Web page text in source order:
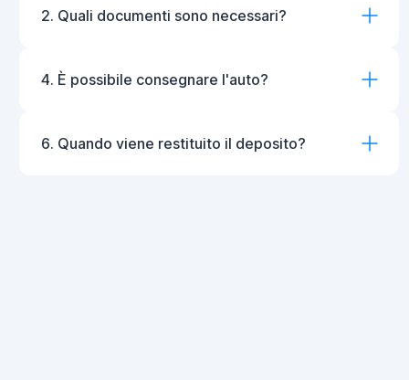
2. Quali documenti sono necessari?
4. È possibile consegnare l'auto?
6. Quando viene restituito il deposito?